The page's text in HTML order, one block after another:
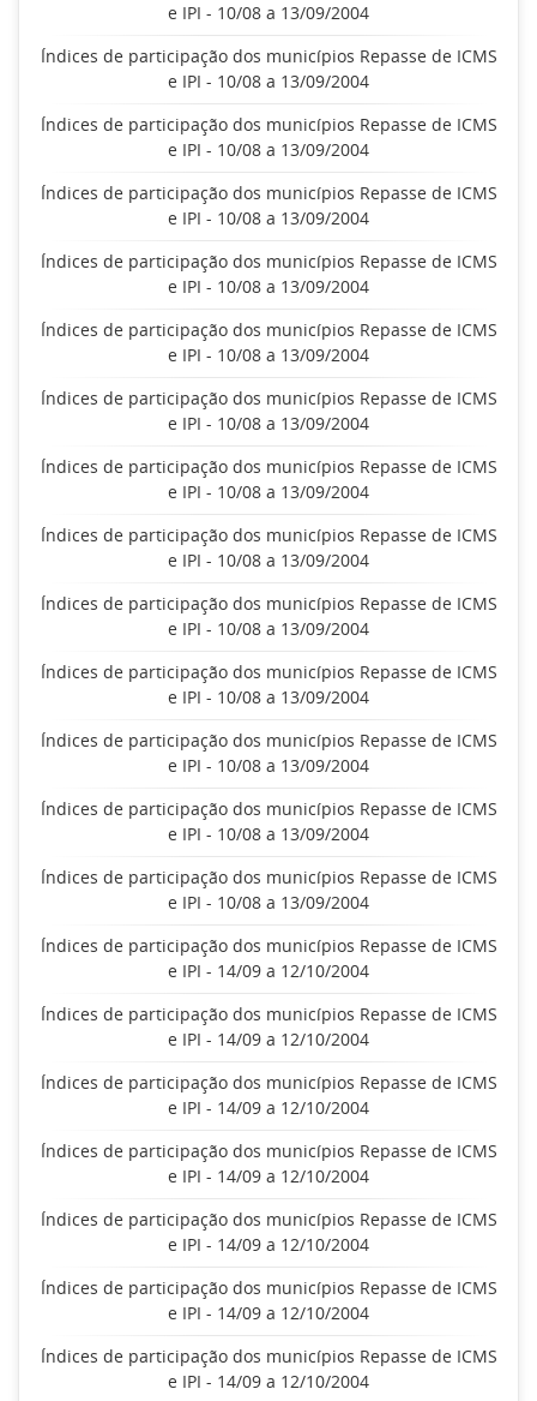
e IPI - 10/08 a 13/09/2004
Índices de participação dos municípios Repasse de ICMS
e IPI - 10/08 a 13/09/2004
Índices de participação dos municípios Repasse de ICMS
e IPI - 10/08 a 13/09/2004
Índices de participação dos municípios Repasse de ICMS
e IPI - 10/08 a 13/09/2004
Índices de participação dos municípios Repasse de ICMS
e IPI - 10/08 a 13/09/2004
Índices de participação dos municípios Repasse de ICMS
e IPI - 10/08 a 13/09/2004
Índices de participação dos municípios Repasse de ICMS
e IPI - 10/08 a 13/09/2004
Índices de participação dos municípios Repasse de ICMS
e IPI - 10/08 a 13/09/2004
Índices de participação dos municípios Repasse de ICMS
e IPI - 10/08 a 13/09/2004
Índices de participação dos municípios Repasse de ICMS
e IPI - 10/08 a 13/09/2004
Índices de participação dos municípios Repasse de ICMS
e IPI - 10/08 a 13/09/2004
Índices de participação dos municípios Repasse de ICMS
e IPI - 10/08 a 13/09/2004
Índices de participação dos municípios Repasse de ICMS
e IPI - 10/08 a 13/09/2004
Índices de participação dos municípios Repasse de ICMS
e IPI - 10/08 a 13/09/2004
Índices de participação dos municípios Repasse de ICMS
e IPI - 14/09 a 12/10/2004
Índices de participação dos municípios Repasse de ICMS
e IPI - 14/09 a 12/10/2004
Índices de participação dos municípios Repasse de ICMS
e IPI - 14/09 a 12/10/2004
Índices de participação dos municípios Repasse de ICMS
e IPI - 14/09 a 12/10/2004
Índices de participação dos municípios Repasse de ICMS
e IPI - 14/09 a 12/10/2004
Índices de participação dos municípios Repasse de ICMS
e IPI - 14/09 a 12/10/2004
Índices de participação dos municípios Repasse de ICMS
e IPI - 14/09 a 12/10/2004